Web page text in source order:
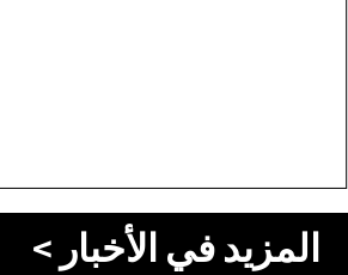
المزيد في الأخبار >